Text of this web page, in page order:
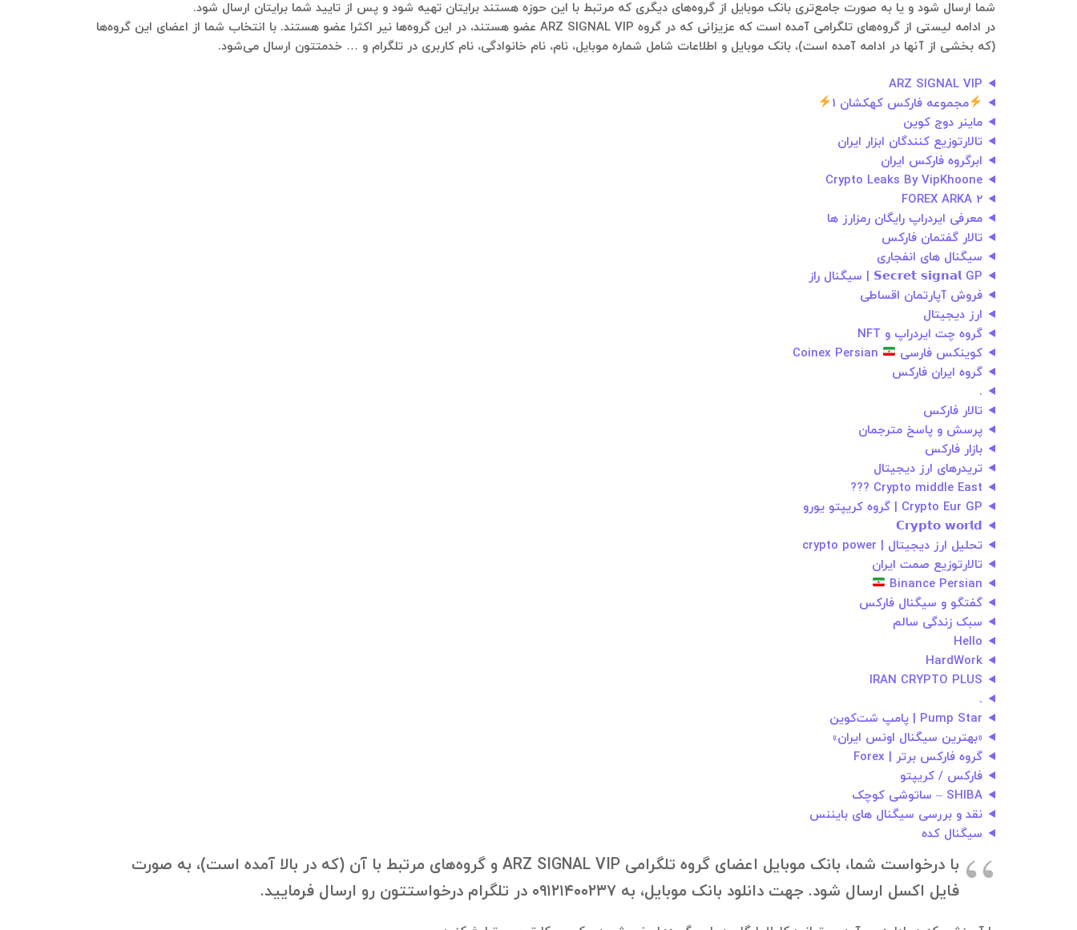
شما ارسال شود و یا به صورت جامع‌تری بانک موبایل از گروه‌های دیگری که مرتبط با این حوزه هستند برایتان تهیه شود و پس از تایید شما برایتان ارسال شود.
در ادامه لیستی از گروه‌های تلگرامی آمده است که عزیزانی که در گروه ARZ SIGNAL VIP عضو هستند، در این گروه‌ها نیر اکثرا عضو هستند. با انتخاب شما از اعضای این گروه‌ها
(که بخشی از آنها در ادامه آمده است)، بانک موبایل و اطلاعات شامل شماره موبایل، نام، نام خانوادگی، نام کاربری در تلگرام و … خدمتتون ارسال می‌شود.
ARZ SIGNAL VIP
مجموعه فارکس کهکشان 1
ماینر دوج کوین
تالارتوزیع کنندگان ابزار ایران
ابرگروه فارکس ایران
Crypto Leaks By VipKhoone
FOREX ARKA 2
معرفی ایردراپ رایگان رمزارز ها
تالار گفتمان فارکس
سیگنال های انفجاری
𝗦𝗲𝗰𝗿𝗲𝘁 𝘀𝗶𝗴𝗻𝗮𝗹 GP | سیگنال راز
فروش آپارتمان اقساطی
ارز دیجیتال
گروه چت ایردراپ و NFT
کوینکس فارسی
گروه ایران فارکس
.
تالار فارکس
پرسش و پاسخ مترجمان
بازار فارکس
تریدرهای ارز دیجیتال
Crypto middle East ???
Crypto Eur GP | گروه کریپتو‌ یورو
𝗖𝗿𝘆𝗽𝘁𝗼 𝘄𝗼𝗿𝗹𝗱
تحلیل ارز دیجیتال | crypto power
تالارتوزیع صمت ایران
Binance Persian
گفتگو و سیگنال فارکس
سبک زندگی سالم
Hello
HardWork
IRAN CRYPTO PLUS
.
Pump Star | پامپ شت‌کوین
«بهترین سیگنال اونس ایران»
گروه فارکس برتر | Forex
فارکس / کریپتو
SHIBA – ساتوشی کوچک
نقد و بررسی سیگنال های بایننس
سیگنال کده
با درخواست شما، بانک موبایل اعضای گروه تلگرامی ARZ SIGNAL VIP و گروه‌های مرتبط با آن (که در بالا آمده است)، به صورت
فایل اکسل ارسال شود. جهت دانلود بانک موبایل، به ۰۹۱۲۱۴۰۰۲۳۷ در تلگرام درخواستتون رو ارسال فرمایید.